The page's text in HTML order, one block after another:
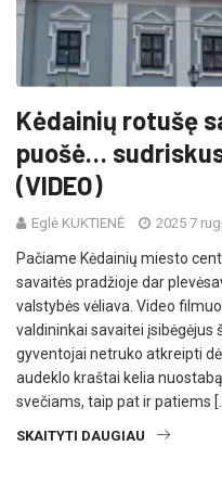
Kėdainių rotušę
puošė…
(VIDEO)
Eglė KUKTIENĖ 2025 7
Pačiame Kėdainių miesto
savaitės pradžioje dar
valstybės vėliava. Video
valdininkai savaitei įsibėgėjus
gyventojai netruko atkreipti
audeklo kraštai kelia
svečiams, taip pat ir patiems
SKAITYTI DAUGIAU